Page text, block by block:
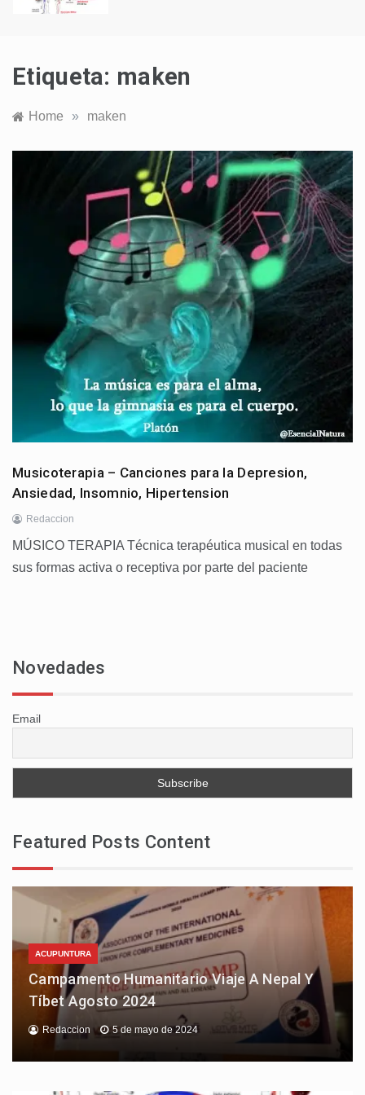
Etiqueta: maken
Home » maken
Musicoterapia – Canciones para la Depresion,
Ansiedad, Insomnio, Hipertension
Redaccion
MÚSICO TERAPIA Técnica terapéutica musical en todas
sus formas activa o receptiva por parte del paciente
Novedades
Email
Featured Posts Content
ACUPUNTURA
Campamento Humanitario Viaje A Nepal Y
Tíbet Agosto 2024
Redaccion 5 de mayo de 2024